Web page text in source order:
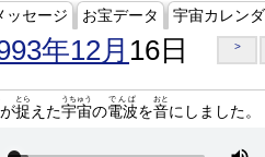
ッセージ お宝データ 宇宙カレン
年12月 16日 >
が捉
とら
えた宇宙
うちゅう
の電波
でんぱ
を音
おと
にしました。